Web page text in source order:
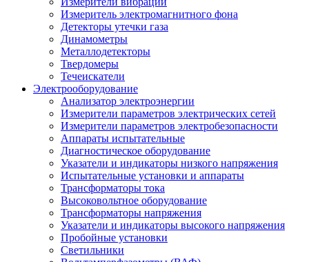
Измеритель электромагнитного фона
Детекторы утечки газа
Динамометры
Металлодетекторы
Твердомеры
Течеискатели
Электрооборудование
Анализатор электроэнергии
Измерители параметров электрических сетей
Измерители параметров электробезопасности
Аппараты испытательные
Диагностическое оборудование
Указатели и индикаторы низкого напряжения
Испытательные установки и аппараты
Трансформаторы тока
Высоковольтное оборудование
Трансформаторы напряжения
Указатели и индикаторы высокого напряжения
Пробойные установки
Светильники